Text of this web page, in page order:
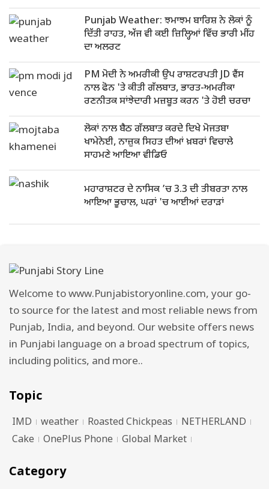
Punjab Weather: ਝਮਾਝਮ ਬਾਰਿਸ਼ ਨੇ ਲੋਕਾਂ ਨੂੰ
ਦਿੱਤੀ ਰਾਹਤ, ਅੱਜ ਵੀ ਕਈ ਜ਼ਿਲ੍ਹਿਆਂ ਵਿੱਚ ਭਾਰੀ ਮੀਂਹ
ਦਾ ਅਲਰਟ
PM ਮੋਦੀ ਨੇ ਅਮਰੀਕੀ ਉਪ ਰਾਸ਼ਟਰਪਤੀ JD ਵੈਂਸ
ਨਾਲ ਫੋਨ 'ਤੇ ਕੀਤੀ ਗੱਲਬਾਤ, ਭਾਰਤ-ਅਮਰੀਕਾ
ਰਣਨੀਤਕ ਸਾਂਝੇਦਾਰੀ ਮਜ਼ਬੂਤ ਕਰਨ 'ਤੇ ਹੋਈ ਚਰਚਾ
ਲੋਕਾਂ ਨਾਲ ਬੈਠ ਗੱਲਬਾਤ ਕਰਦੇ ਦਿਖੇ ਮੋਜਤਬਾ
ਖਾਮੇਨੇਈ, ਨਾਜ਼ੁਕ ਸਿਹਤ ਦੀਆਂ ਖ਼ਬਰਾਂ ਵਿਚਾਲੇ
ਸਾਹਮਣੇ ਆਇਆ ਵੀਡਿਓ
ਮਹਾਰਾਸ਼ਟਰ ਦੇ ਨਾਸਿਕ ’ਚ 3.3 ਦੀ ਤੀਬਰਤਾ ਨਾਲ
ਆਇਆ ਭੂਚਾਲ, ਘਰਾਂ 'ਚ ਆਈਆਂ ਦਰਾੜਾਂ
Welcome to www.Punjabistoryonline.com, your go-
to source for the latest and most reliable news from
Punjab, India, and beyond. Our website offers news
in Punjabi language on a broad spectrum of topics,
including politics, and more..
Topic
IMD weather Roasted Chickpeas
NETHERLAND
Cake
OnePlus Phone Global Market
Category